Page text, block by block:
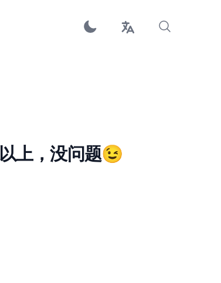
上，没问题😉